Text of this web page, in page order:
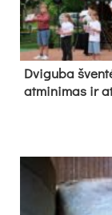
Dvi­gu­ba
at­mi­ni­mas ir